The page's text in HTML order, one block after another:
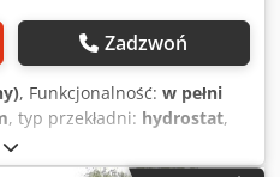
Zadzwoń
, Funkcjonalność: w pełni
, typ przekładni: hydrostat,
żółty
eksploatacyjna:8 200 kg,